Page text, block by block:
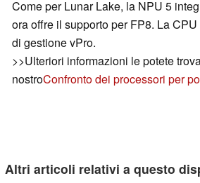
Come per Lunar Lake, la NPU 5
ora offre il supporto per FP8. La
di gestione vPro.
>>Ulteriori informazioni le potete
nostroConfronto dei processori per
Altri articoli relativi a questo